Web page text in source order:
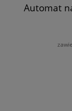
Automat